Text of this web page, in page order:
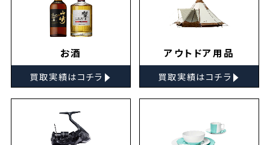
お酒
買取実績はコチラ ▸
アウトドア用品
買取実績はコチラ ▸